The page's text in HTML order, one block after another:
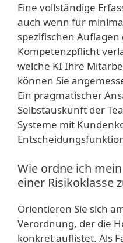
Eine vollständige
auch wenn für
spezifischen Auflagen
Kompetenzpflicht
welche KI Ihre
können Sie
Ein pragmatischer
Selbstauskunft der
Systeme mit
Wie ordne ich
einer Risikoklasse
Orientieren Sie sich
Verordnung, der die
konkret auflistet. Als